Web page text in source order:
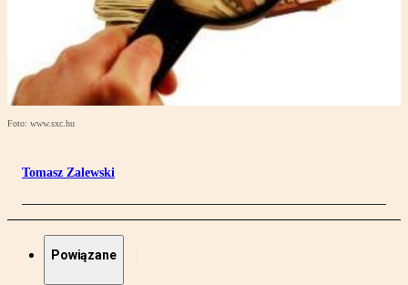
Foto: www.sxc.hu
Tomasz Zalewski
Powiązane